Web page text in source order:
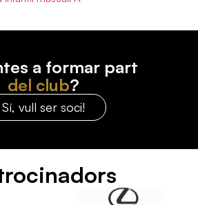
a formar part
del club?
Sí, vull ser soci!